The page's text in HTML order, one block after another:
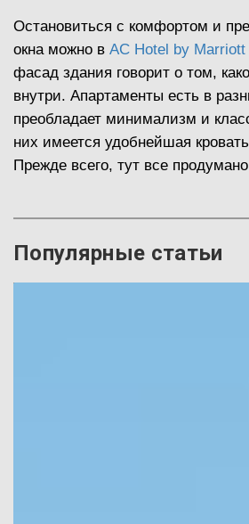
Остановиться с комфортом и
окна можно в AC Hotel by Marriott
фасад здания говорит о том,
внутри. Апартаменты есть в
преобладает минимализм и
них имеется удобнейшая
Прежде всего, тут все
Популярные статьи